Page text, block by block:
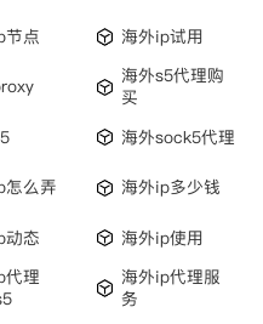
节点 海外ip试用
海外s5代理购
买
海外sock5代理
怎么弄 海外ip多少钱
动态 海外ip使用
代理
海外ip代理服
务